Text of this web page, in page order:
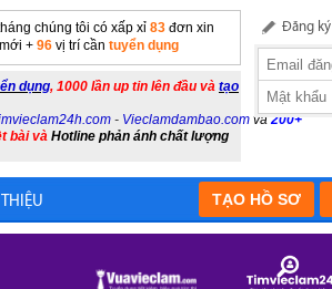
chúng tôi có xấp xỉ 83 đơn xin
+ 96 vị trí cần tuyển dụng
dụng, 1000 lần up tin lên đầu và tạo
- Vieclamdambao.com và 200+
bài và Hotline phản ánh chất lượng
Đăng ký
TẠO HỒ SƠ